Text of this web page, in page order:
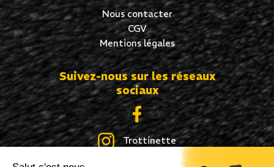
Nous contacter
CGV
Mentions légales
Suivez-nous sur les réseaux
sociaux
Trottinette